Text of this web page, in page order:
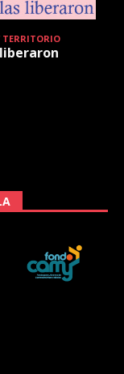
TERRITORIO